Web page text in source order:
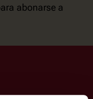
abonarse a